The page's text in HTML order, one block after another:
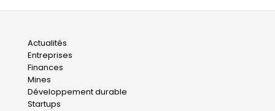
Main
navigation
Actualités
Entreprises
Finances
Mines
Développement durable
Startups